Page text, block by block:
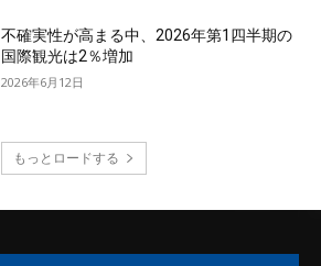
不確実性が高まる中、2026年第1四半期の
国際観光は2％増加
2026年6月12日
もっとロードする